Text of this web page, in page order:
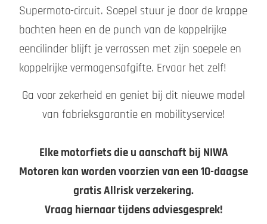
Supermoto-circuit. Soepel stuur je door de krappe
bochten heen en de punch van de koppelrijke
eencilinder blijft je verrassen met zijn soepele en
koppelrijke vermogensafgifte. Ervaar het zelf!
Ga voor zekerheid en geniet bij dit nieuwe model
van fabrieksgarantie en mobilityservice!
Elke motorfiets die u aanschaft bij NIWA
Motoren kan worden voorzien van een 10-daagse
gratis Allrisk verzekering.
Vraag hiernaar tijdens adviesgesprek!